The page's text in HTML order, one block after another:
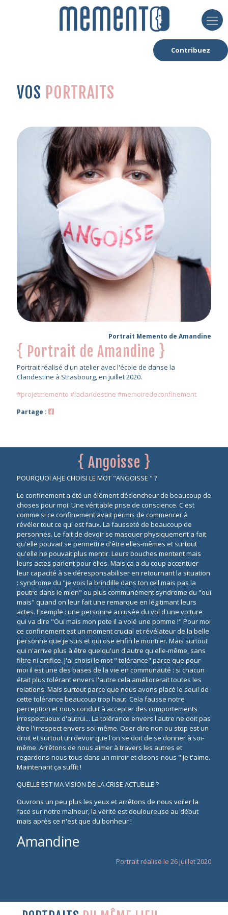
Contribuez
VOS PORTRAITS
Portrait Memento de Amandine
{ Portrait de Amandine }
Portrait réalisé d'un atelier avec l'école de danse la
Clandestine à Strasbourg, en juillet 2020.
#projetmemento #laclandestine #memoiredeconfinement
Partage :
{ Angoisse }
POURQUOI AI-JE CHOISI LE MOT "ANGOISSE " ?
Le confinement a été un élément déclencheur de beaucoup de
choses pour moi. Une véritable prise de conscience. C'est
comme si ce confinement avait permis de commencer à
révéler tout ce qui est faux. La fausseté de beaucoup de
personnes. Le fait de devoir se masquer physiquement a fait
qu'elle pouvait se permettre d'être elles-mêmes et surtout
qu'elle ne pouvait plus mentir. Leurs bouches mentent mais
leurs actes parlent pour elles. Mais ça a du coup accentuer
leur capacité à se déresponsabiliser en retournant la situation
: syndrome du "je vois la brindille dans ton œil mais pas la
poutre dans le mien" ou plus communément syndrome du "oui
mais" quand on leur fait une remarque en légitimant leurs
actes. Exemple : une personne accusée du vol d'une voiture
qui va dire "Oui mais mon pote il a volé une pomme !" Pour moi
ce confinement est un moment crucial et révélateur de la belle
personne que je suis et qui ose enfin le montrer. Mais surtout
qui n'arrive plus à être quelqu'un d'autre qu'elle-même, sans
filtre ni artifice. J'ai choisi le mot " tolérance" parce que pour
moi il est une des bases de la vie en communauté : si chacun
était plus tolérant envers l'autre cela améliorerait toutes les
relations. Mais surtout parce que nous avons placé le seuil de
cette tolérance beaucoup trop haut. Cela fausse notre
perception et nous conduit à accepter des comportements
irrespectueux d'autrui... La tolérance envers l'autre ne doit pas
être l'irrespect envers soi-même. Oser dire non ou stop est un
droit et surtout un devoir que l'on se doit de se donner à soi-
même. Arrêtons de nous aimer à travers les autres et
regardons-nous tous dans un miroir et disons-nous " Je t'aime.
Maintenant ça suffit !
QUELLE EST MA VISION DE LA CRISE ACTUELLE ?
Ouvrons un peu plus les yeux et arrêtons de nous voiler la
face sur notre malheur, la vérité est douloureuse au début
mais après ce n'est que du bonheur !
Amandine
Portrait réalisé le 26 juillet 2020